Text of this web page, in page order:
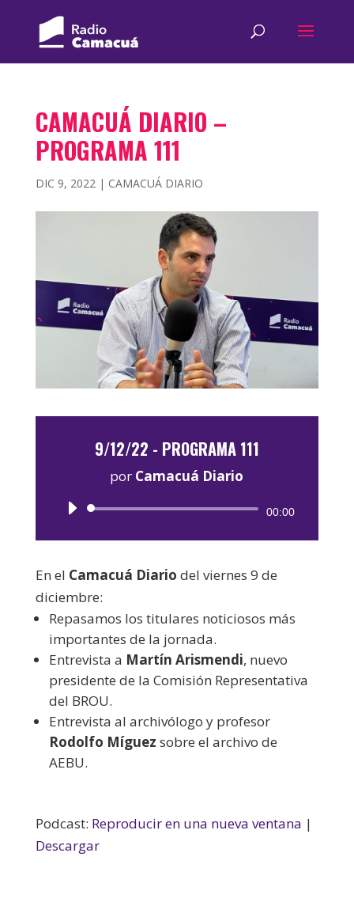
CAMACUÁ DIARIO –
PROGRAMA 111
DIC 9, 2022| CAMACUÁ DIARIO
9/12/22 - PROGRAMA 111
por Camacuá Diario
Reproductor
00:00
En el Camacuá Diario del viernes 9 de
diciembre:
Repasamos los titulares noticiosos más
importantes de la jornada.
Entrevista a Martín Arismendi, nuevo
presidente de la Comisión Representativa
del BROU.
Entrevista al archivólogo y profesor
Rodolfo Míguez sobre el archivo de
AEBU.
Podcast: Reproducir en una nueva ventana |
Descargar